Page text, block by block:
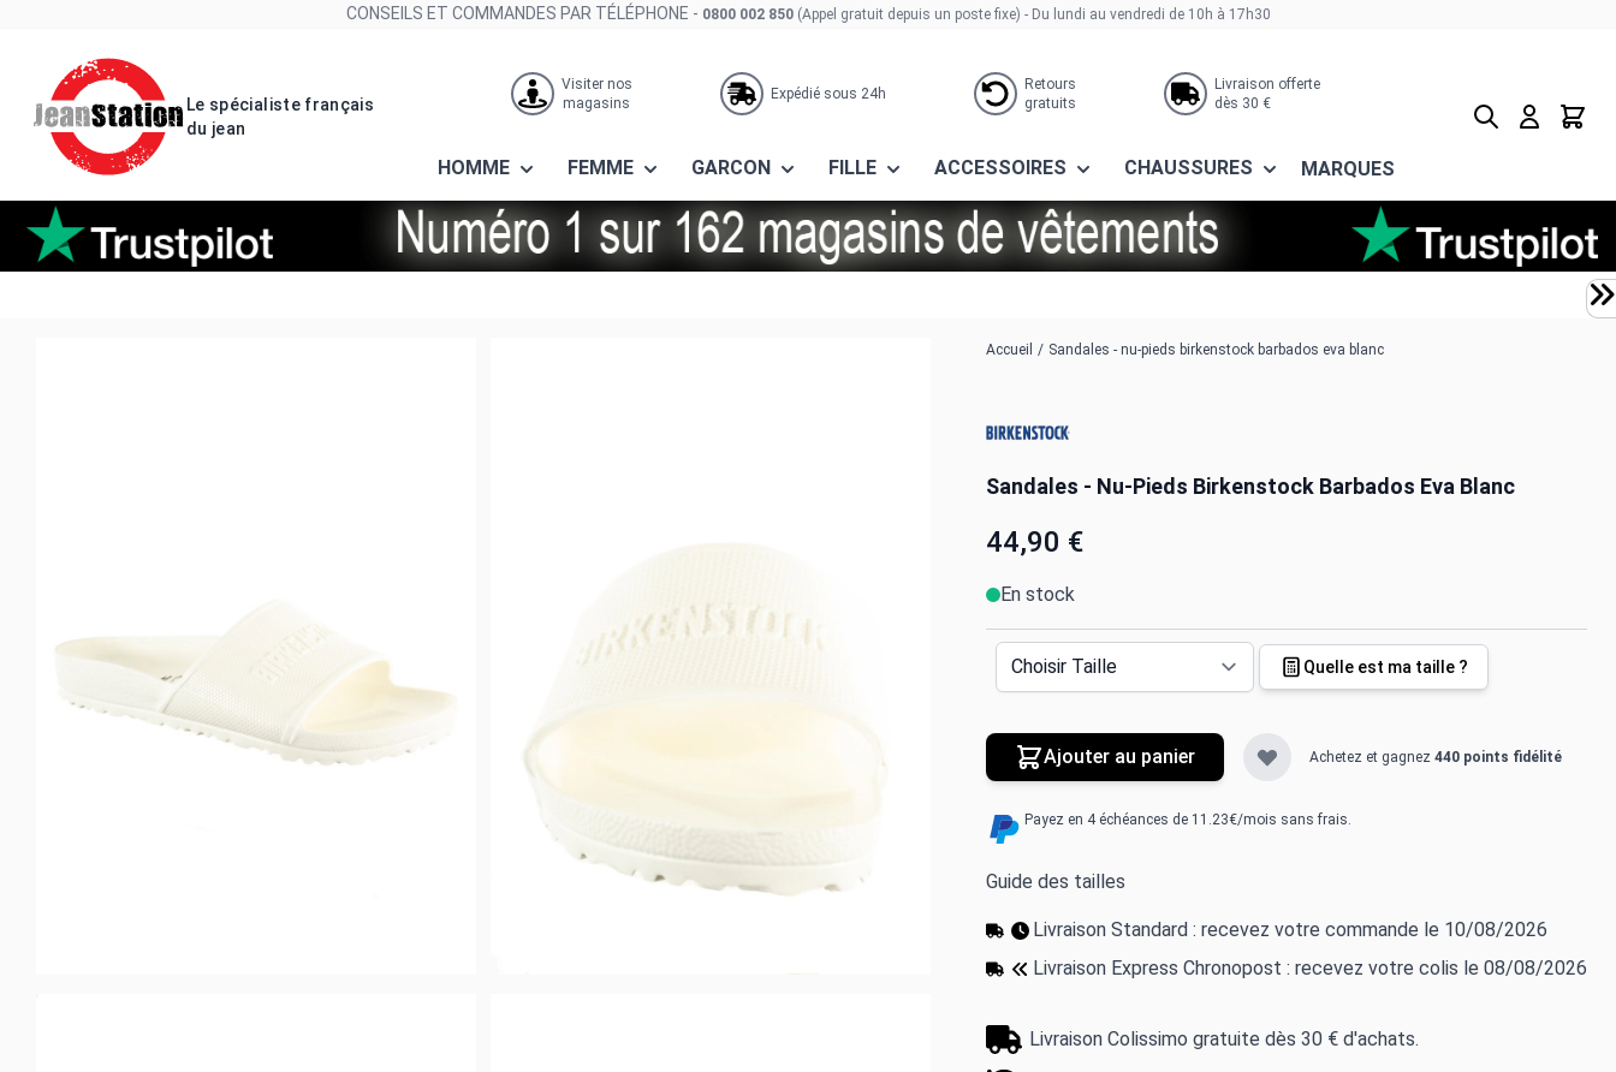
CONSEILS ET COMMANDES PAR TÉLÉPHONE - 0800 002 850 (Appel gratuit depuis un poste fixe) - Du lundi au vendredi de 10h à 17h30
Le spécialiste français
du jean
Visiter nos
magasins
Expédié sous 24h
Retours
gratuits
Livraison offerte
dès 30 €
HOMME FEMME GARCON FILLE ACCESSOIRES CHAUSSURES MARQUES
Rechercher
Panier
Accueil / Sandales - nu-pieds birkenstock barbados eva blanc
Sandales - Nu-Pieds Birkenstock Barbados Eva Blanc
44,90 €
En stock
Quelle est ma taille ?
Ajouter au panier Achetez et gagnez 440 points fidélité
Payez en 4 échéances de 11.23€/mois sans frais.
Guide des tailles
Livraison Standard : recevez votre commande le 10/08/2026
Livraison Express Chronopost : recevez votre colis le 08/08/2026
Livraison Colissimo gratuite dès 30 € d'achats.